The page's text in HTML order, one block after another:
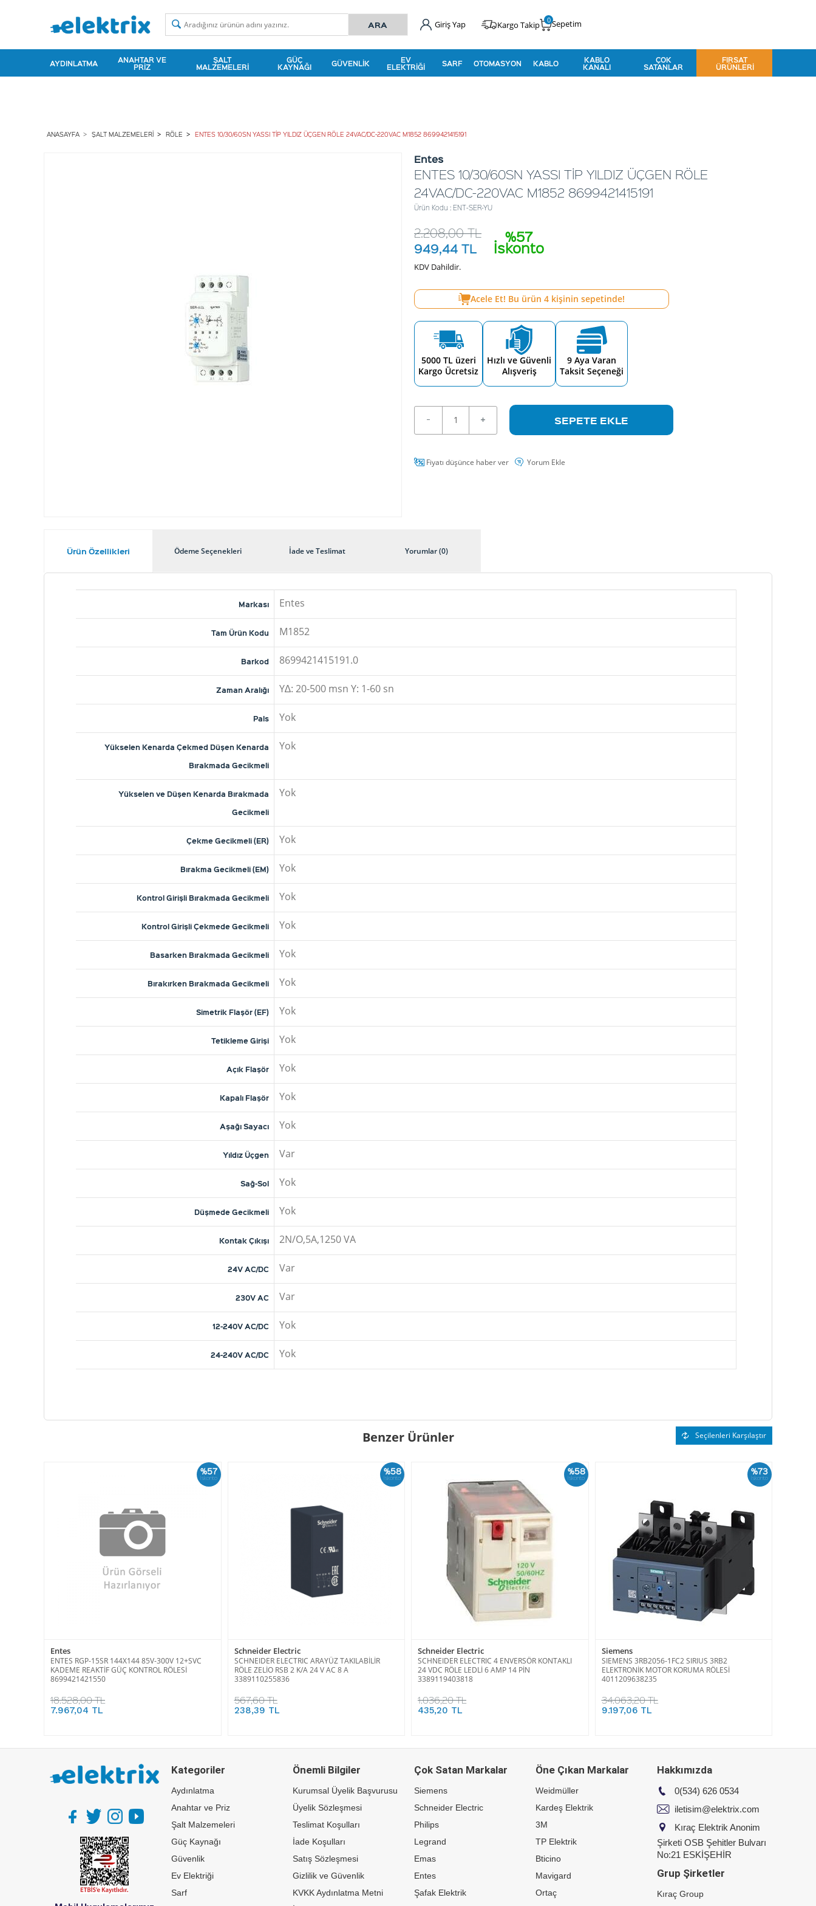
Giriş Yap Kargo Takip Sepetim
0
AYDINLATMA ANAHTAR VE
PRIZ
ŞALT
MALZEMELERI
GÜÇ
KAYNAĞI GÜVENLIK EV
ELEKTRIĞI SARF OTOMASYON KABLO KABLO
KANALI
ÇOK
SATANLAR
FIRSAT
ÜRÜNLERI
ANASAYFA ŞALT MALZEMELERI RÖLE ENTES 10/30/60SN YASSI TİP YILDIZ ÜÇGEN RÖLE 24VAC/DC-220VAC M1852 8699421415191
Entes
ENTES 10/30/60SN YASSI TİP YILDIZ ÜÇGEN RÖLE
24VAC/DC-220VAC M1852 8699421415191
Ürün Kodu : ENT-SER-YU
%57
İskonto
2.208,00TL
949,44 TL
KDV Dahildir.
Acele Et! Bu ürün 4kişinin sepetinde!
5000 TL üzeri
Kargo Ücretsiz
Hızlı ve Güvenli
Alışveriş
9 Aya Varan
Taksit Seçeneği
SEPETE EKLE
Fiyatı düşünce haber ver Yorum Ekle
Ürün Özellikleri Ödeme Seçenekleri İade ve Teslimat Yorumlar (0)
Markası Entes
Tam Ürün Kodu M1852
Barkod 8699421415191.0
Zaman Aralığı Y∆: 20-500 msn Y: 1-60 sn
Pals Yok
Yükselen Kenarda Çekmed Düşen Kenarda
Bırakmada Gecikmeli
Yok
Yükselen ve Düşen Kenarda Bırakmada
Gecikmeli
Yok
Çekme Gecikmeli (ER) Yok
Bırakma Gecikmeli (EM) Yok
Kontrol Girişli Bırakmada Gecikmeli Yok
Kontrol Girişli Çekmede Gecikmeli Yok
Basarken Bırakmada Gecikmeli Yok
Bırakırken Bırakmada Gecikmeli Yok
Simetrik Flaşör (EF) Yok
Tetikleme Girişi Yok
Açık Flaşör Yok
Kapalı Flaşör Yok
Aşağı Sayacı Yok
Yıldız Üçgen Var
Sağ-Sol Yok
Düşmede Gecikmeli Yok
Kontak Çıkışı 2N/O,5A,1250 VA
24V AC/DC Var
230V AC Var
12-240V AC/DC Yok
24-240V AC/DC Yok
Benzer Ürünler Seçilenleri Karşılaştır
%57
İskonto
Entes
ENTES RGP-15SR 144X144 85V-300V 12+SVC
KADEME REAKTİF GÜÇ KONTROL RÖLESİ
8699421421550
18.528,00 TL
7.967,04 TL
%58
İskonto
Schneider Electric
SCHNEIDER ELECTRIC ARAYÜZ TAKILABİLİR
RÖLE ZELİO RSB 2 K/A 24 V AC 8 A
3389110255836
567,60 TL
238,39 TL
%58
İskonto
Schneider Electric
SCHNEIDER ELECTRIC 4 ENVERSÖR KONTAKLI
24 VDC RÖLE LEDLİ 6 AMP 14 PİN
3389119403818
1.036,20 TL
435,20 TL
%73
İskonto
Siemens
SIEMENS 3RB2056-1FC2 SIRIUS 3RB2
ELEKTRONİK MOTOR KORUMA RÖLESİ
4011209638235
34.063,20 TL
9.197,06 TL
Kategoriler
Aydınlatma
Anahtar ve Priz
Şalt Malzemeleri
Güç Kaynağı
Güvenlik
Ev Elektriği
Sarf
Önemli Bilgiler
Kurumsal Üyelik Başvurusu
Üyelik Sözleşmesi
Teslimat Koşulları
İade Koşulları
Satış Sözleşmesi
Gizlilik ve Güvenlik
KVKK Aydınlatma Metni
Çok Satan Markalar
Siemens
Schneider Electric
Philips
Legrand
Emas
Entes
Şafak Elektrik
Öne Çıkan Markalar
Weidmüller
Kardeş Elektrik
3M
TP Elektrik
Bticino
Mavigard
Ortaç
Hakkımızda
0(534) 626 0534
iletisim@elektrix.com
Kıraç Elektrik Anonim
Şirketi OSB Şehitler Bulvarı
No:21 ESKİŞEHİR
Grup Şirketler
Kıraç Group